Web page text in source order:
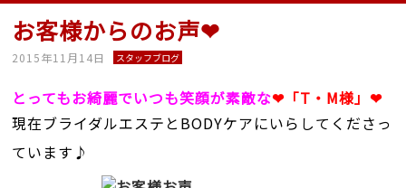
お客様からのお声❤
2015年11月14日 スタッフブログ
とってもお綺麗でいつも笑顔が素敵な❤「T・M様」❤
現在ブライダルエステとBODYケアにいらしてくださっ
ています♪